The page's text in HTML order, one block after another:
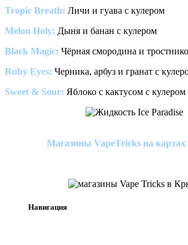
Tropic Breath: Личи и гуава с кулером
Melon Holy: Дыня и банан с кулером
Black Magic: Чёрная смородина и
Ruby Eyes: Черника, арбуз и гранат с
Sweet & Sour: Яблоко с кактусом с кулером
Магазины VapeTricks на картах
Навигация